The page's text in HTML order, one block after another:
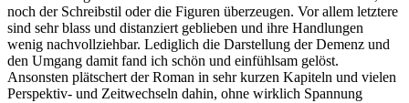
noch der Schreibstil oder die Figuren überzeugen. Vor allem letztere
sind sehr blass und distanziert geblieben und ihre Handlungen
wenig nachvollziehbar. Lediglich die Darstellung der Demenz und
den Umgang damit fand ich schön und einfühlsam gelöst.
Ansonsten plätschert der Roman in sehr kurzen Kapiteln und vielen
Perspektiv- und Zeitwechseln dahin, ohne wirklich Spannung